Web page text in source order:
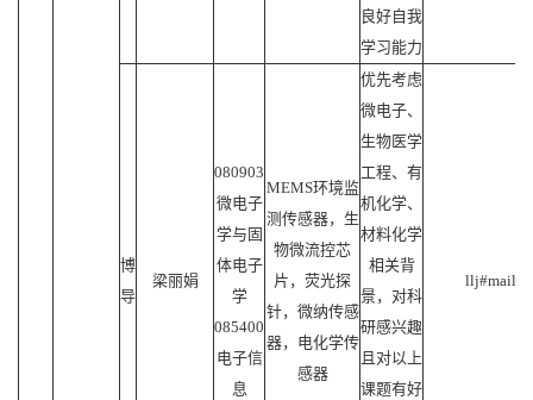
良好自我
学习能力
博
导
梁丽娟
080903
微电子
学与固
体电子
学
085400
电子信
息
MEMS环境监
测传感器，生
物微流控芯
片，荧光探
针，微纳传感
器，电化学传
感器
优先考虑
微电子、
生物医学
工程、有
机化学、
材料化学
相关背
景，对科
研感兴趣
且对以上
课题有好